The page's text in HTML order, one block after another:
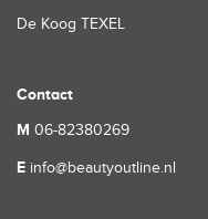
De Koog TEXEL
Contact
M 06-82380269
E info@beautyoutline.nl